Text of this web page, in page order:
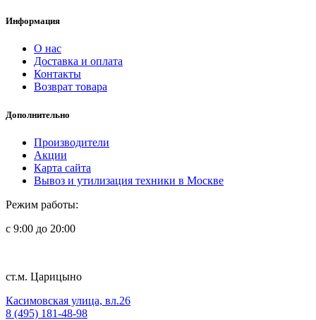
Информация
О нас
Доставка и оплата
Контакты
Возврат товара
Дополнительно
Производители
Акции
Карта сайта
Вывоз и утилизация техники в Москве
Режим работы:
с 9:00 до 20:00
ст.м. Царицыно
Касимовская улица, вл.26
8 (495) 181-48-98